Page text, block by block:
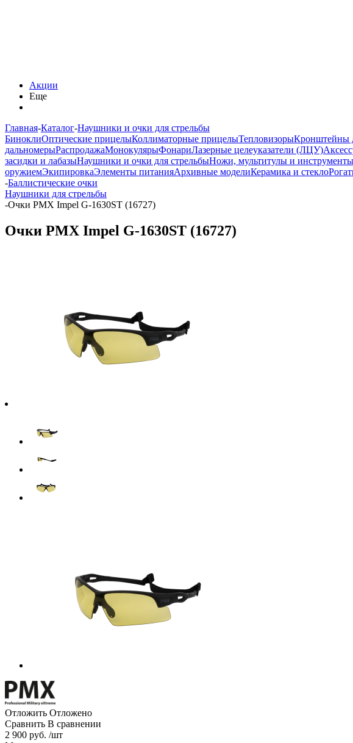
Акции
Еще
Главная-Каталог-Наушники и очки для стрельбы
БиноклиОптические прицелыКоллиматорные прицелыТепловизорыКронштейны
дальномерыРаспродажаМонокулярыФонариЛазерные целеуказатели (ЛЦУ)
засидки и лабазыНаушники и очки для стрельбыНожи, мультитулы и инструменты
оружиемЭкипировкаЭлементы питанияАрхивные моделиКерамика и стекло
-Баллистические очки
Наушники для стрельбы
-Очки PMX Impel G-1630ST (16727)
Очки PMX Impel G-1630ST (16727)
Отложить Отложено
Сравнить В сравнении
2 900 руб. /шт